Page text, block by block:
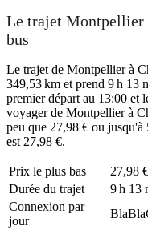
Le trajet Montpellier
bus
Le trajet de Montpellier à
349,53 km et prend 9 h 13
premier départ au 13:00 et
voyager de Montpellier à
peu que 27,98 € ou
est 27,98 €.
Prix ​​le plus bas
27,98 €
Durée du trajet
9 h 13
Connexion par
jour